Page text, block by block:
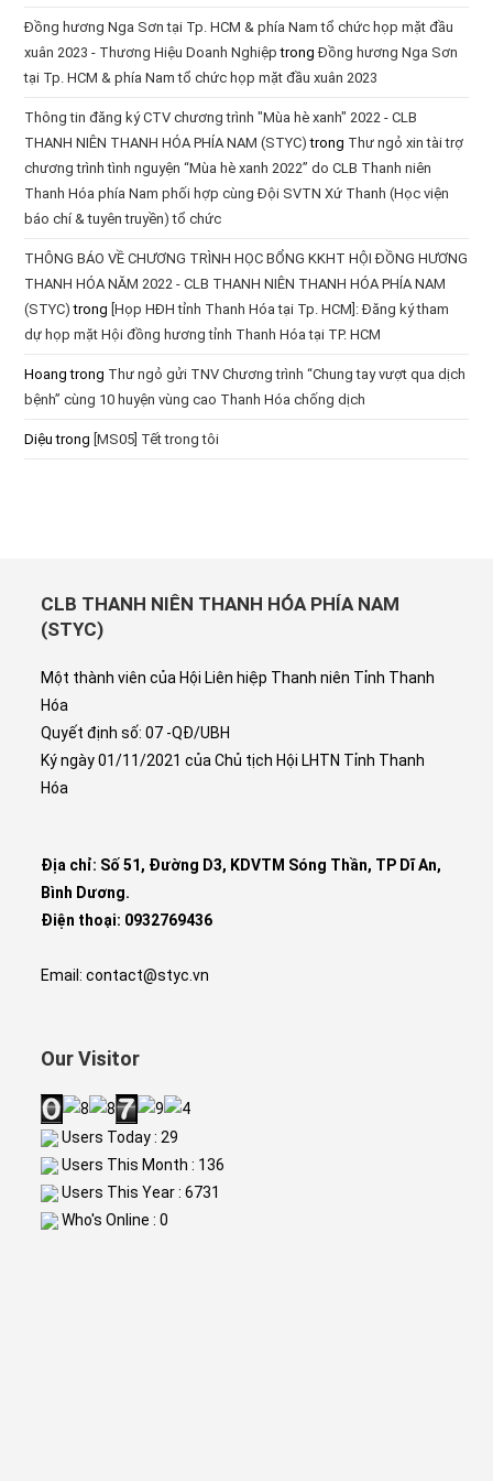
Đồng hương Nga Sơn tại Tp. HCM & phía Nam tổ chức họp mặt đầu
xuân 2023 - Thương Hiệu Doanh Nghiệp trongĐồng hương Nga Sơn
tại Tp. HCM & phía Nam tổ chức họp mặt đầu xuân 2023
Thông tin đăng ký CTV chương trình "Mùa hè xanh" 2022 - CLB
THANH NIÊN THANH HÓA PHÍA NAM (STYC) trong Thư ngỏ xin tài trợ
chương trình tình nguyện “Mùa hè xanh 2022” do CLB Thanh niên
Thanh Hóa phía Nam phối hợp cùng Đội SVTN Xứ Thanh (Học viện
báo chí & tuyên truyền) tổ chức
THÔNG BÁO VỀ CHƯƠNG TRÌNH HỌC BỔNG KKHT HỘI ĐỒNG HƯƠNG
THANH HÓA NĂM 2022 - CLB THANH NIÊN THANH HÓA PHÍA NAM
(STYC) trong [Họp HĐH tỉnh Thanh Hóa tại Tp. HCM]: Đăng ký tham
dự họp mặt Hội đồng hương tỉnh Thanh Hóa tại TP. HCM
Hoang trong Thư ngỏ gửi TNV Chương trình “Chung tay vượt qua dịch
bệnh” cùng 10 huyện vùng cao Thanh Hóa chống dịch
Diệu trong [MS05] Tết trong tôi
CLB THANH NIÊN THANH HÓA PHÍA NAM
(STYC)
Một thành viên của Hội Liên hiệp Thanh niên Tỉnh Thanh
Hóa
Quyết định số: 07 -QĐ/UBH
Ký ngày 01/11/2021 của Chủ tịch Hội LHTN Tỉnh Thanh
Hóa
Địa chỉ: Số 51, Đường D3, KDVTM Sóng Thần, TP Dĩ An,
Bình Dương.
Điện thoại: 0932769436
Email: contact@styc.vn
Our Visitor
Users Today : 29
Users This Month : 136
Users This Year : 6731
Who's Online : 0